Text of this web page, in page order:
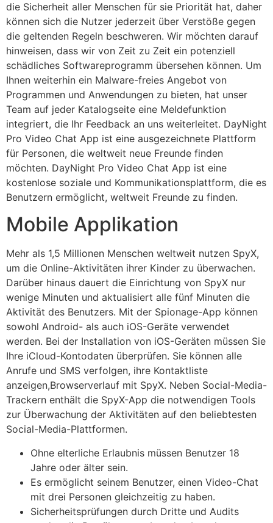
die Sicherheit aller Menschen für sie Priorität hat, daher
können sich die Nutzer jederzeit über Verstöße gegen
die geltenden Regeln beschweren. Wir möchten darauf
hinweisen, dass wir von Zeit zu Zeit ein potenziell
schädliches Softwareprogramm übersehen können. Um
Ihnen weiterhin ein Malware-freies Angebot von
Programmen und Anwendungen zu bieten, hat unser
Team auf jeder Katalogseite eine Meldefunktion
integriert, die Ihr Feedback an uns weiterleitet. DayNight
Pro Video Chat App ist eine ausgezeichnete Plattform
für Personen, die weltweit neue Freunde finden
möchten. DayNight Pro Video Chat App ist eine
kostenlose soziale und Kommunikationsplattform, die es
Benutzern ermöglicht, weltweit Freunde zu finden.
Mobile Applikation
Mehr als 1,5 Millionen Menschen weltweit nutzen SpyX,
um die Online-Aktivitäten ihrer Kinder zu überwachen.
Darüber hinaus dauert die Einrichtung von SpyX nur
wenige Minuten und aktualisiert alle fünf Minuten die
Aktivität des Benutzers. Mit der Spionage-App können
sowohl Android- als auch iOS-Geräte verwendet
werden. Bei der Installation von iOS-Geräten müssen Sie
Ihre iCloud-Kontodaten überprüfen. Sie können alle
Anrufe und SMS verfolgen, ihre Kontaktliste
anzeigen,Browserverlauf mit SpyX. Neben Social-Media-
Trackern enthält die SpyX-App die notwendigen Tools
zur Überwachung der Aktivitäten auf den beliebtesten
Social-Media-Plattformen.
Ohne elterliche Erlaubnis müssen Benutzer 18
Jahre oder älter sein.
Es ermöglicht seinem Benutzer, einen Video-Chat
mit drei Personen gleichzeitig zu haben.
Sicherheitsprüfungen durch Dritte und Audits